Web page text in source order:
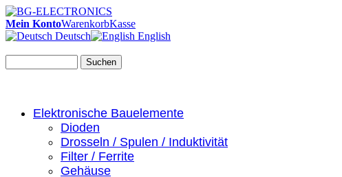
Mein KontoWarenkorbKasse
Deutsch
English
Suchen
Elektronische Bauelemente
Dioden
Drosseln / Spulen / Induktivität
Filter / Ferrite
Gehäuse